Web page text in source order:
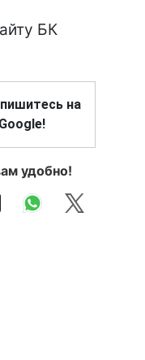
БК
на
удобно!